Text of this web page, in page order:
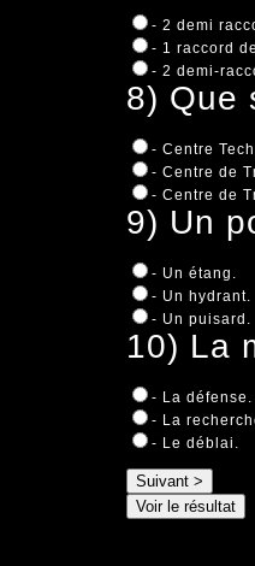
- 2 demi
- 1 raccord
- 2 demi-
8) Que
- Centre
- Centre de
- Centre de
9) Un
- Un étang.
- Un hydrant.
- Un puisard.
10) La
- La défense.
- La
- Le déblai.